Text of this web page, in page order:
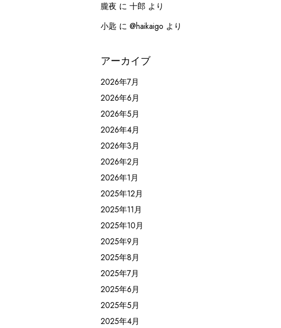
朧夜 に 十郎 より
小匙 に @haikaigo より
アーカイブ
2026年7月
2026年6月
2026年5月
2026年4月
2026年3月
2026年2月
2026年1月
2025年12月
2025年11月
2025年10月
2025年9月
2025年8月
2025年7月
2025年6月
2025年5月
2025年4月